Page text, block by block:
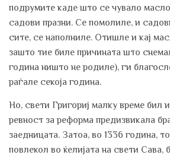
подрумите каде што се чувало
садови празни. Се помолиле, и
сите, се наполниле. Отишле и кај
зашто тие биле причината што
година ништо не родиле), ги
раѓале секоја година.
Но, свети Григориј малку време бил
ревност за реформа предизвикала
заедницата. Затоа, во 1336 година,
повлекол во ќелијата на свети Сава,